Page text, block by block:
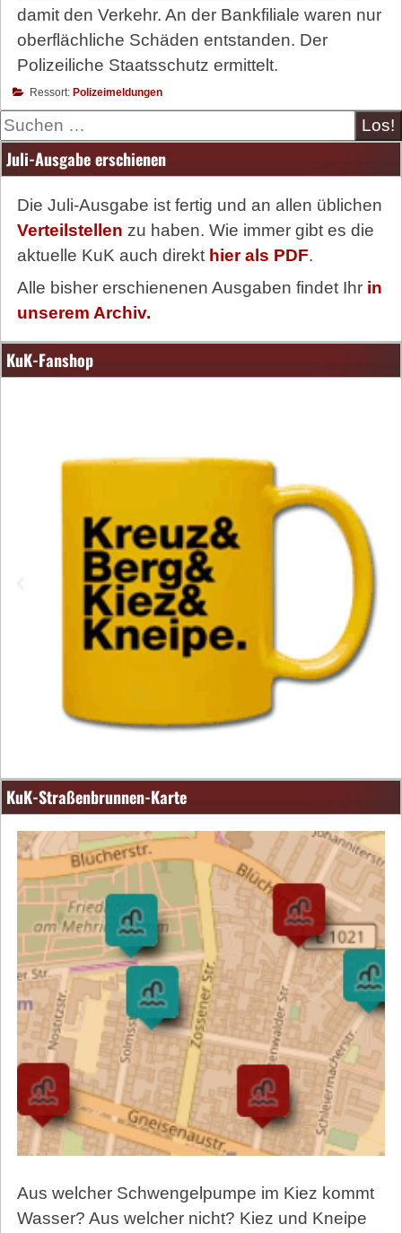
damit den Verkehr. An der Bankfiliale waren nur
oberflächliche Schäden entstanden. Der
Polizeiliche Staatsschutz ermittelt.
Ressort: Polizeimeldungen
Suche
Juli-Ausgabe erschienen
Die Juli-Ausgabe ist fertig und an allen üblichen
Verteilstellen zu haben. Wie immer gibt es die
aktuelle KuK auch direkt hier als PDF.
Alle bisher erschienenen Ausgaben findet Ihr in
unserem Archiv.
KuK-Fanshop
KuK-Straßenbrunnen-Karte
Aus welcher Schwengelpumpe im Kiez kommt
Wasser? Aus welcher nicht? Kiez und Kneipe